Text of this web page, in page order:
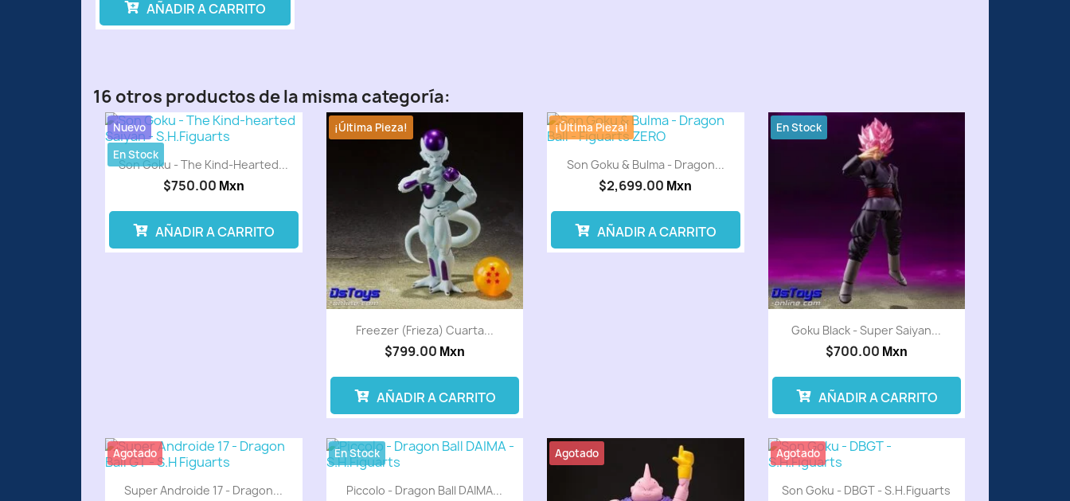
AÑADIR A CARRITO
16 otros productos de la misma categoría:
Son Goku - The Kind-Hearted...
$750.00 Mxn
Nuevo
En Stock
AÑADIR A CARRITO
Freezer (Frieza) Cuarta...
$799.00 Mxn
¡Última Pieza!
AÑADIR A CARRITO
Son Goku & Bulma - Dragon...
$2,699.00 Mxn
¡Última Pieza!
AÑADIR A CARRITO
Goku Black - Super Saiyan...
$700.00 Mxn
En Stock
AÑADIR A CARRITO
Super Androide 17 - Dragon...
Agotado
Piccolo - Dragon Ball DAIMA...
En Stock Agotado
Son Goku - DBGT - S.H.Figuarts
Agotado